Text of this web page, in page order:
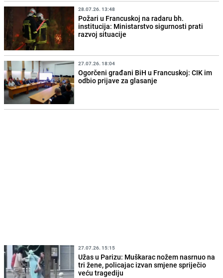
28.07.26. 13:48
Požari u Francuskoj na radaru bh.
institucija: Ministarstvo sigurnosti prati
razvoj situacije
27.07.26. 18:04
Ogorčeni građani BiH u Francuskoj: CIK im
odbio prijave za glasanje
27.07.26. 15:15
Užas u Parizu: Muškarac nožem nasrnuo na
tri žene, policajac izvan smjene spriječio
veću tragediju